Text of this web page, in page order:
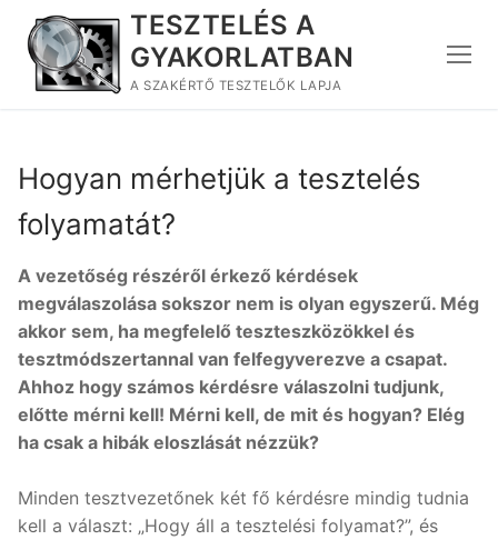
Ugrás
tartalomra
TESZTELÉS A
GYAKORLATBAN
A SZAKÉRTŐ TESZTELŐK LAPJA
Hogyan mérhetjük a tesztelés
folyamatát?
A vezetőség részéről érkező kérdések
megválaszolása sokszor nem is olyan egyszerű. Még
akkor sem, ha megfelelő teszteszközökkel és
tesztmódszertannal van felfegyverezve a csapat.
Ahhoz hogy számos kérdésre válaszolni tudjunk,
előtte mérni kell! Mérni kell, de mit és hogyan? Elég
ha csak a hibák eloszlását nézzük?
Minden tesztvezetőnek két fő kérdésre mindig tudnia
kell a választ: „Hogy áll a tesztelési folyamat?”, és